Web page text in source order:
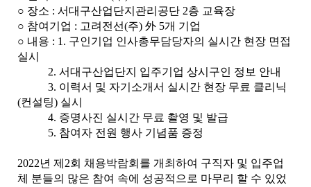
○ 장소 : 서대구산업단지관리공단 2층 교육장
○ 참여기업 : 고려전선(주) 外 5개 기업
○ 내용 : 1. 구인기업 인사총무담당자의 실시간 현장 면접
실시
2. 서대구산업단지 입주기업 상시구인 정보 안내
3. 이력서 및 자기소개서 실시간 현장 무료 클리닉
(컨설팅) 실시
4. 증명사진 실시간 무료 촬영 및 발급
5. 참여자 전원 행사 기념품 증정
2022년 제2회 채용박람회를 개최하여 구직자 및 입주업
체 분들의 많은 참여 속에 성공적으로 마무리 할 수 있었